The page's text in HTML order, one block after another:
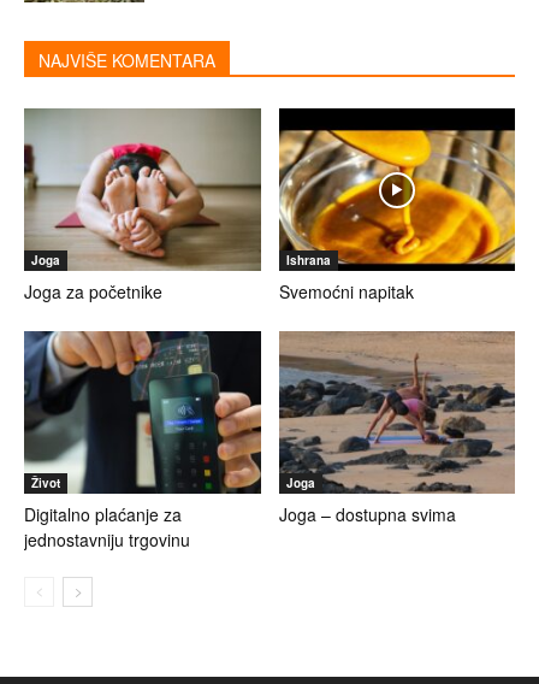
NAJVIŠE KOMENTARA
Joga
Joga za početnike
Ishrana
Svemoćni napitak
Život
Digitalno plaćanje za
jednostavniju trgovinu
Joga
Joga – dostupna svima